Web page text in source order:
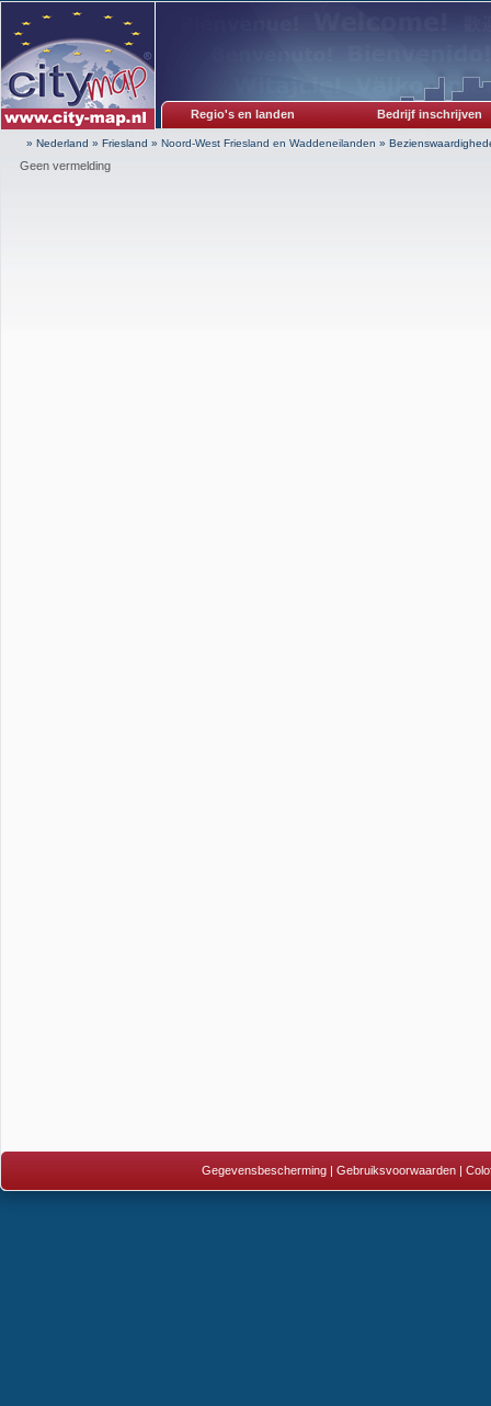
Regio's en landen Bedrijf inschrijven
» Nederland » Friesland » Noord-West Friesland en Waddeneilanden »
Geen vermelding
Gegevensbescherming| Gebruiksvoorwaarden|